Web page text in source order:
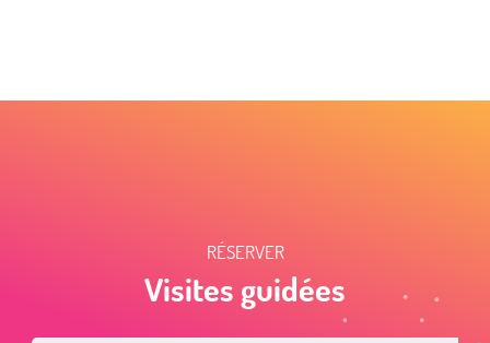
RÉSERVER
Visites guidées